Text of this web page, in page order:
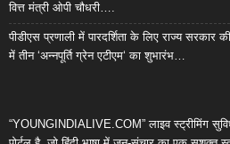
वित्त मंत्री ओपी चौधरी….
पीडीएस प्रणाली में पारदर्शिता के लिए राज्य सरकार
में तीन ‘अन्नपूर्ति ग्रेन एटीएम‘ का शुभारंभ…
“YOUNGINDIALIVE.COM” लाइव स्ट्रीमिंग